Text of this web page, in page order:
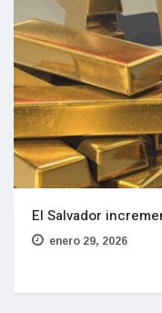
El Salvador
enero 29, 2026